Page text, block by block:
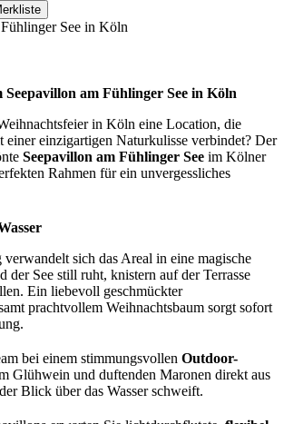
See in Köln
Seepavillon am Fühlinger See in Köln
in Köln eine Location, die
einer einzigartigen Naturkulisse verbindet? Der
Seepavillon am Fühlinger See im Kölner
Rahmen für ein unvergessliches
verwandelt sich das Areal in eine magische
der See still ruht, knistern auf der Terrasse
Ein liebevoll geschmückter
prachtvollem Weihnachtsbaum sorgt sofort
bei einem stimmungsvollen Outdoor-
Glühwein und duftenden Maronen direkt aus
Blick über das Wasser schweift.